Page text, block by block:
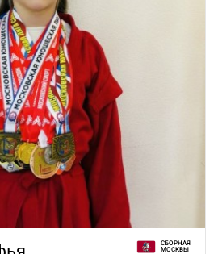
СБОРНАЯ
МОСКВЫ